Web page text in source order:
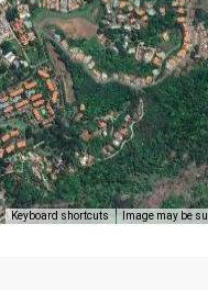
Keyboard shortcuts Image may be